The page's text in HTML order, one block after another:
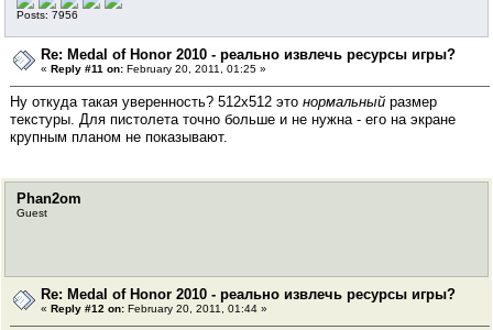
Posts: 7956
Re: Medal of Honor 2010 - реально извлечь ресурсы игры?
« Reply #11 on: February 20, 2011, 01:25 »
Ну откуда такая уверенность? 512х512 это нормальный размер
текстуры. Для пистолета точно больше и не нужна - его на экране
крупным планом не показывают.
Phan2om
Guest
Re: Medal of Honor 2010 - реально извлечь ресурсы игры?
« Reply #12 on: February 20, 2011, 01:44 »